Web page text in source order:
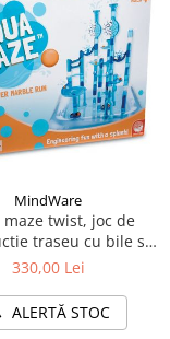
MindWare
maze twist, joc de
traseu cu bile si
apa
330,00 Lei
ALERTĂ STOC